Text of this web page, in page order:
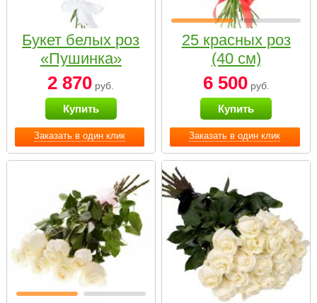
Заказать в один клик
Букет белых роз
«Пушинка»
2 870 руб.
Купить
Заказать в один клик
25 красных роз
(40 см)
6 500руб.
Купить